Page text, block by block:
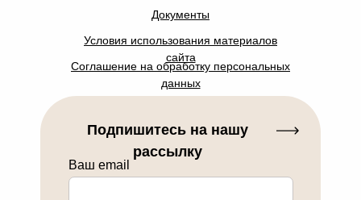
Документы
Условия использования материалов
сайта
Соглашение на обработку персональных
данных
Ваш email
Подпишитесь на нашу
рассылку